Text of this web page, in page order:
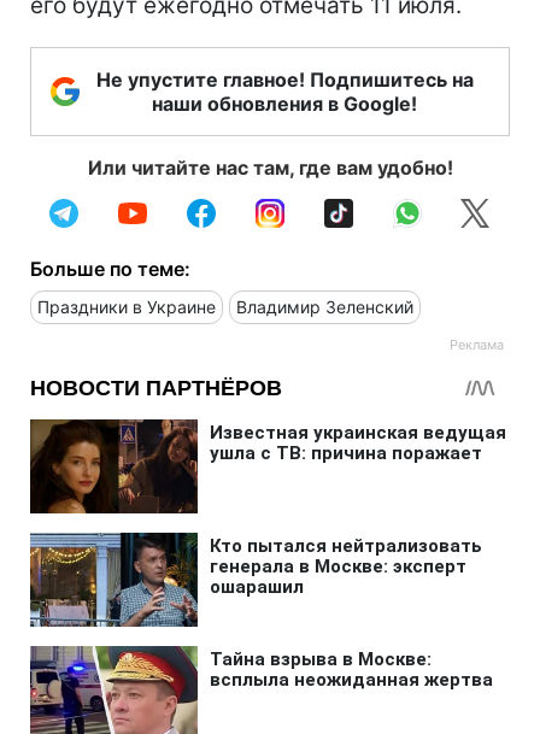
Не упустите главное! Подпишитесь на
наши обновления в Google!
Или читайте нас там, где вам удобно!
Больше по теме:
Праздники в Украине Владимир Зеленский